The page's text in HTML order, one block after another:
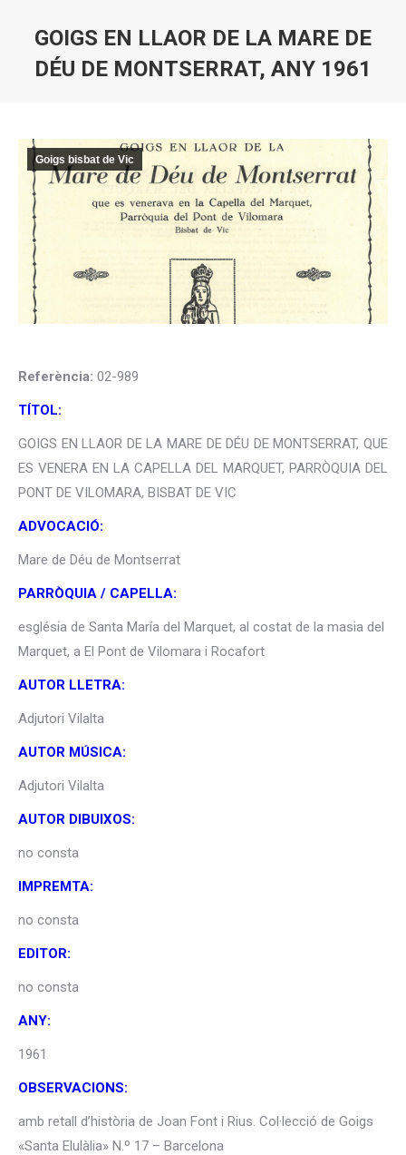
GOIGS EN LLAOR DE LA MARE DE
DÉU DE MONTSERRAT, ANY 1961
Goigs bisbat de Vic
Referència: 02-989
TÍTOL:
GOIGS EN LLAOR DE LA MARE DE DÉU DE MONTSERRAT, QUE
ES VENERA EN LA CAPELLA DEL MARQUET, PARRÒQUIA DEL
PONT DE VILOMARA, BISBAT DE VIC
ADVOCACIÓ:
Mare de Déu de Montserrat
PARRÒQUIA / CAPELLA:
església de Santa María del Marquet, al costat de la masia del
Marquet, a El Pont de Vilomara i Rocafort
AUTOR LLETRA:
Adjutori Vilalta
AUTOR MÚSICA:
Adjutori Vilalta
AUTOR DIBUIXOS:
no consta
IMPREMTA:
no consta
EDITOR:
no consta
ANY:
1961
OBSERVACIONS:
amb retall d’història de Joan Font i Rius. Col·lecció de Goigs
«Santa Elulàlia» N.º 17 – Barcelona